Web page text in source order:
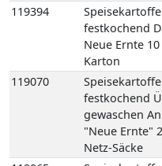
119394
festkochend
Neue Ernte
Karton
119070
festkochend
gewaschen
"Neue Ernte"
Netz-Säcke